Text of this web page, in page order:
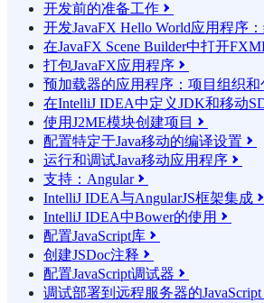
开发前的准备工作 
开发JavaFX Hello World应用程序
在JavaFX Scene Builder中打开
打包JavaFX应用程序 
预加载器的应用程序：项目组织和
在IntelliJ IDEA中定义JDK和移动
使用J2ME模块创建项目 
配置特定于Java移动的编译设置 
运行和调试Java移动应用程序 
支持：Angular
IntelliJ IDEA与AngularJS框架集成 
IntelliJ IDEA中Bower的使用 
配置JavaScript库 
创建JSDoc注释 
配置JavaScript调试器 
调试部署到远程服务器的JavaScript